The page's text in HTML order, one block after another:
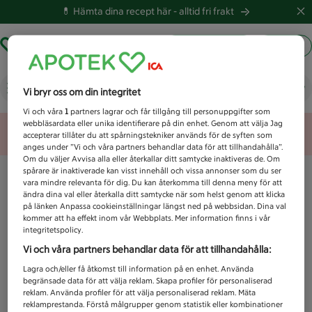
💊 Hämta dina recept här -alltid fri frakt
Vad letar du efter idag?
Unknown error
Vi bryr oss om din integritet
Vi och våra1 partners lagrar och får tillgång till personuppgifter som
webbläsardata eller unika identifierare på din enhet. Genom att välja Jag
accepterar tillåter du att spårningstekniker används för de syften som
anges under ”Vi och våra partners behandlar data för att tillhandahålla”.
Om du väljer Avvisa alla eller återkallar ditt samtycke inaktiveras de. Om
spårare är inaktiverade kan visst innehåll och vissa annonser som du ser
vara mindre relevanta för dig. Du kan återkomma till denna meny för att
ändra dina val eller återkalla ditt samtycke när som helst genom att klicka
på länken Anpassa cookieinställningar längst ned på webbsidan. Dina val
kommer att ha effekt inom vår Webbplats. Mer information finns i vår
integritetspolicy.
Vi och våra partners behandlar data för att tillhandahålla:
Lagra och/eller få åtkomst till information på en enhet. Använda
begränsade data för att välja reklam. Skapa profiler för personaliserad
reklam. Använda profiler för att välja personaliserad reklam. Mäta
reklamprestanda. Förstå målgrupper genom statistik eller kombinationer